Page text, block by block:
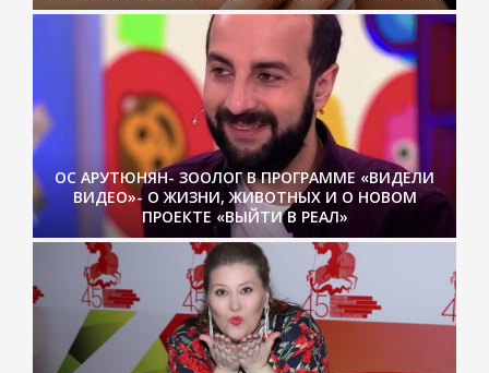
ОС АРУТЮНЯН- ЗООЛОГ В ПРОГРАММЕ «ВИДЕЛИ
ВИДЕО»- О ЖИЗНИ, ЖИВОТНЫХ И О НОВОМ
ПРОЕКТЕ «ВЫЙТИ В РЕАЛ»